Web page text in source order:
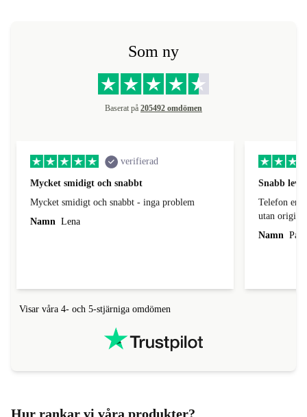
Som ny
Baserat på 205492 omdömen
verifierad
Mycket smidigt och snabbt
Mycket smidigt och snabbt - inga problem
Namn Lena
Snabb
Telefon
utan
Namn
Visar våra 4- och 5-stjärniga omdömen
Hur rankar vi våra produkter?